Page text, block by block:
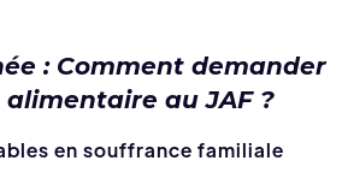
: Comment demander
au JAF ?
en souffrance familiale